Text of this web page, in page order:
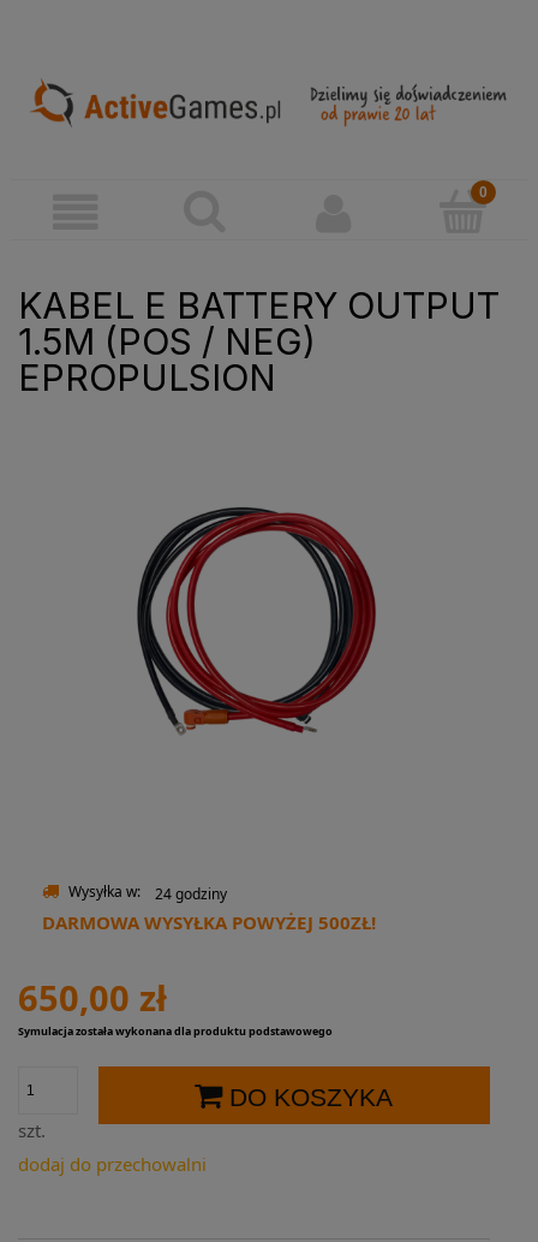
KABEL E BATTERY OUTPUT
1.5M (POS / NEG)
EPROPULSION
Wysyłka w: 24 godziny
DARMOWA WYSYŁKA POWYŻEJ 500ZŁ!
650,00 zł
Symulacja została wykonana dla produktu podstawowego
szt.
DO KOSZYKA
dodaj do przechowalni